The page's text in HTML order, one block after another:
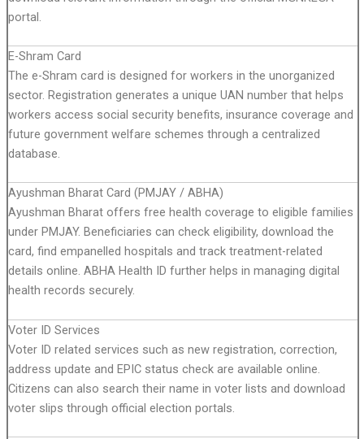
portal.
E-Shram Card
The e-Shram card is designed for workers in the unorganized
sector. Registration generates a unique UAN number that helps
workers access social security benefits, insurance coverage and
future government welfare schemes through a centralized
database.
Ayushman Bharat Card (PMJAY / ABHA)
Ayushman Bharat offers free health coverage to eligible families
under PMJAY. Beneficiaries can check eligibility, download the
card, find empanelled hospitals and track treatment-related
details online. ABHA Health ID further helps in managing digital
health records securely.
Voter ID Services
Voter ID related services such as new registration, correction,
address update and EPIC status check are available online.
Citizens can also search their name in voter lists and download
voter slips through official election portals.